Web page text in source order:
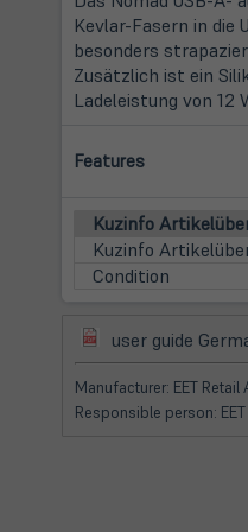
Kevlar-Fasern in die
besonders
Zusätzlich ist ein
Ladeleistung von 12
Features
Kuzinfo
Kuzinfo
Condition
(öffnet
in
neuem
Tab)
user guide
Manufacturer: EET
Responsible person: